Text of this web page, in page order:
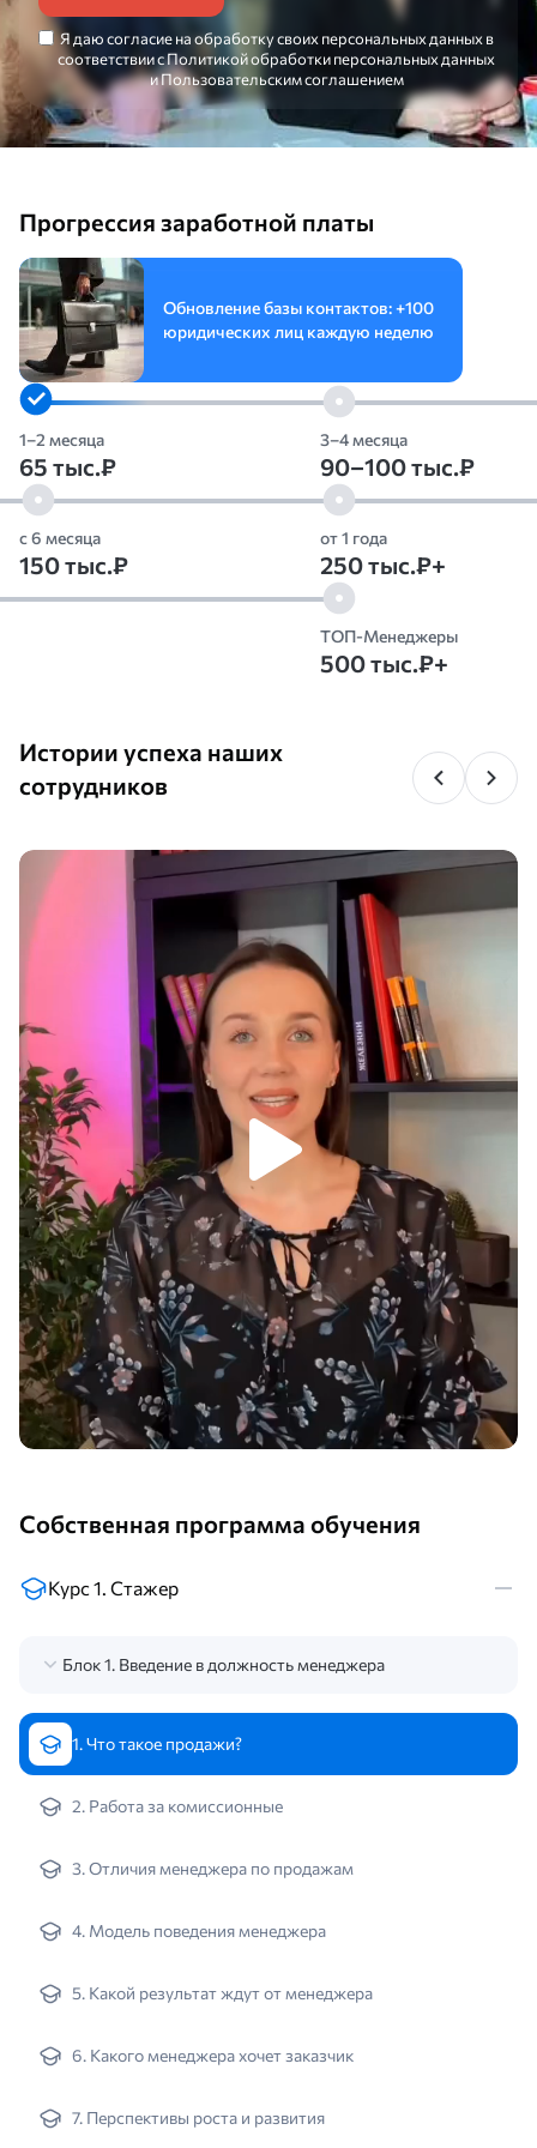
Я даюсогласиена обработку своих персональных данных в
соответствии сПолитикой обработки персональных данных
иПользовательским соглашением
Прогрессия заработной платы
Обновление базы контактов:+100
юридических лиц каждую неделю
1–2 месяца
65 тыс.₽
3–4 месяца
90–100 тыс.₽
с 6 месяца
150 тыс.₽
от 1 года
250 тыс.₽+
ТОП-Менеджеры
500 тыс.₽+
Истории успеха наших
сотрудников
Собственная программа обучения
Курс 1. Стажер
Блок 1. Введение в должность менеджера
1. Что такое продажи?
2. Работа за комиссионные
3. Отличия менеджера по продажам
4. Модель поведения менеджера
5. Какой результат ждут от менеджера
6. Какого менеджера хочет заказчик
7. Перспективы роста и развития